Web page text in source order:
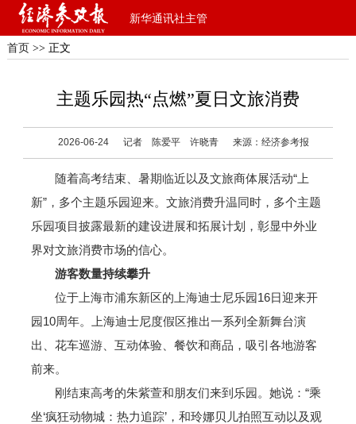
新华通讯社主管
首页 >> 正文
主题乐园热“点燃”夏日文旅消费
2026-06-24 记者 陈爱平 许晓青 来源：经济参考报
随着高考结束、暑期临近以及文旅商体展活动“上
新”，多个主题乐园迎来。文旅消费升温同时，多个主题
乐园项目披露最新的建设进展和拓展计划，彰显中外业
界对文旅消费市场的信心。
游客数量持续攀升
位于上海市浦东新区的上海迪士尼乐园16日迎来开
园10周年。上海迪士尼度假区推出一系列全新舞台演
出、花车巡游、互动体验、餐饮和商品，吸引各地游客
前来。
刚结束高考的朱紫萱和朋友们来到乐园。她说：“乘
坐‘疯狂动物城：热力追踪’，和玲娜贝儿拍照互动以及观